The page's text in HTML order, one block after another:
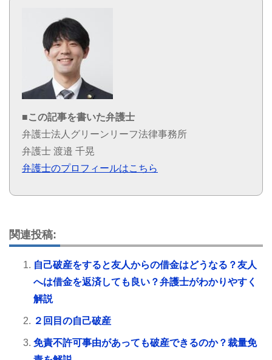
■この記事を書いた弁護士
弁護士法人グリーンリーフ法律事務所
弁護士 渡邉 千晃
弁護士のプロフィールはこちら
関連投稿:
自己破産をすると友人からの借金はどうなる？友人
へは借金を返済しても良い？弁護士がわかりやすく
解説
２回目の自己破産
免責不許可事由があっても破産できるのか？裁量免